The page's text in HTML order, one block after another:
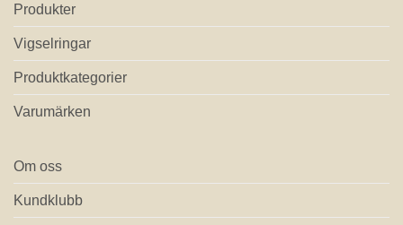
Produkter
Vigselringar
Produktkategorier
Varumärken
Om oss
Kundklubb